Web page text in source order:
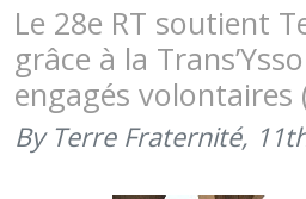
Le 28e RT soutient
grâce à la
engagés volontaires
By Terre Fraternité,